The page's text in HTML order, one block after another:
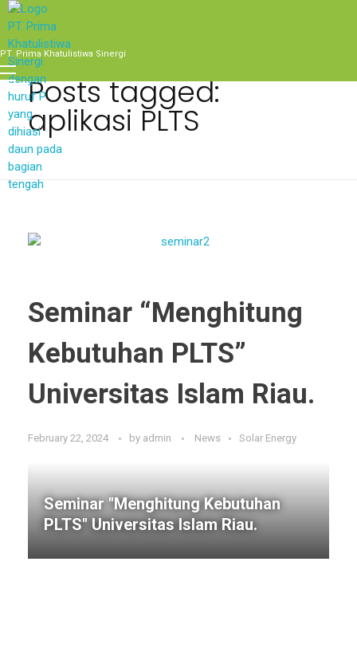
PT. Prima Khatulistiwa Sinergi
Home
Posts tagged:
aplikasi PLTS
Seminar “Menghitung
Kebutuhan PLTS”
Universitas Islam Riau.
February 22, 2024 by admin News Solar Energy
Seminar "Menghitung Kebutuhan
PLTS" Universitas Islam Riau.